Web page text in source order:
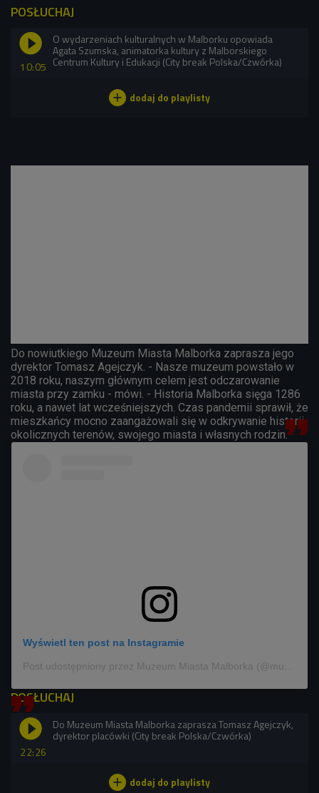
POSŁUCHAJ
10:05
O wydarzeniach kulturalnych w Malborku opowiada
Agata Szumska, animatorka kultury z Malborskiego
Centrum Kultury i Edukacji (City break Polska/Czwórka)
Do nowiutkiego Muzeum Miasta Malborka zaprasza jego
dyrektor Tomasz Agejczyk. - Nasze muzeum powstało w
2018 roku, naszym głównym celem jest odczarowanie
miasta przy zamku - mówi. - Historia Malborka sięga 1286
roku, a nawet lat wcześniejszych. Czas pandemii sprawił, że
mieszkańcy mocno zaangażowali się w odkrywanie historii
okolicznych terenów, swojego miasta i własnych rodzin.
Wyświetl ten post na Instagramie
POSŁUCHAJ
22:26
Do Muzeum Miasta Malborka zaprasza Tomasz Agejczyk,
dyrektor placówki (City break Polska/Czwórka)